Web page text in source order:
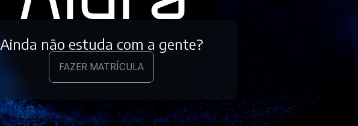
Ainda não estuda com a gente?
FAZER MATRÍCULA